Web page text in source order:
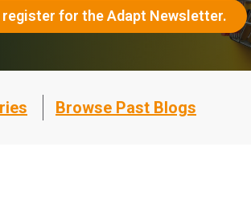
for the Adapt Newsletter.
Browse Past Blogs